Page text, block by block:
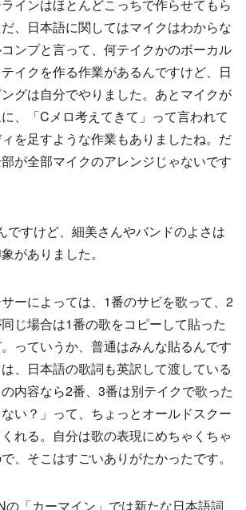
インはほとんどこっちで作らせてもら
、日本語に関してはマイクはわからな
ンプと言って、何テイクかのボーカル
イクを作る作業があるんですけど、日
グは自分でやりました。あとマイクが
、「Cメロ考えてきて」って言われて
を足すような作業もありましたね。だ
が全部マイクのアレンジじゃないです
すけど、細美さんやバンドのよさは
がありました。
ーによっては、1番のサビを歌って、2
じ場合は1番の歌をコピーして貼った
っていうか、普通はみんな貼るんです
、日本語の歌詞も英訳して渡している
内容なら2番、3番は別テイクで歌った
い？」って、ちょっとオールドスクー
れる。自分は歌の表現にめちゃくちゃ
、そこはすごいありがたかったです。
「カーマイン」では新たな日本語詞